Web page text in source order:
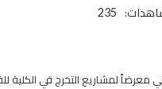
235
لمشاريع التخرج في الكلية